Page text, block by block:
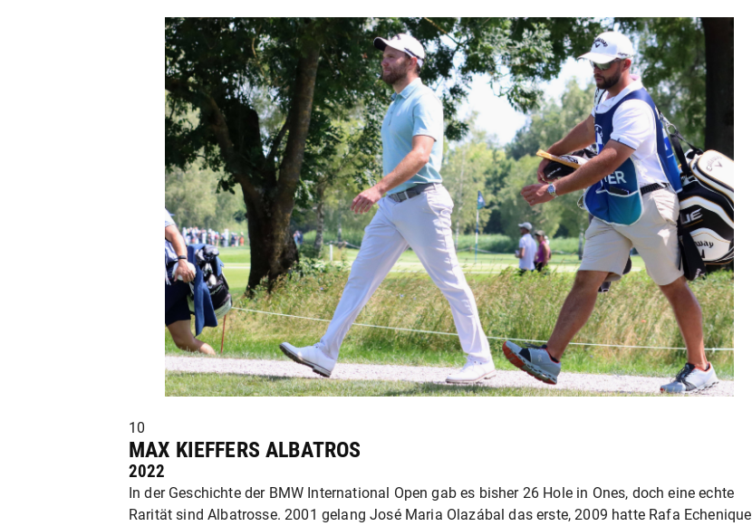
10
MAX KIEFFERS ALBATROS
2022
In der Geschichte der BMW International Open gab es bisher 26 Hole in Ones, doch eine echte
Rarität sind Albatrosse. 2001 gelang José Maria Olazábal das erste, 2009 hatte Rafa Echenique